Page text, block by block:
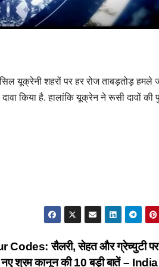
यूक्रेनी शहरों पर हर रोज ताबड़तोड़ हमले
किया है. हालांकि यूक्रेन ने रूसी दावों की
Codes: सैलरी, सेहत और ग्रेच्युटी पर
श्रम कानून की 10 बड़ी बातें –